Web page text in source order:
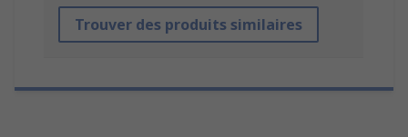
Trouver des produits similaires